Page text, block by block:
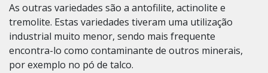
As outras variedades são a antofilite, actinolite e
tremolite. Estas variedades tiveram uma utilização
industrial muito menor, sendo mais frequente
encontra-lo como contaminante de outros minerais,
por exemplo no pó de talco.